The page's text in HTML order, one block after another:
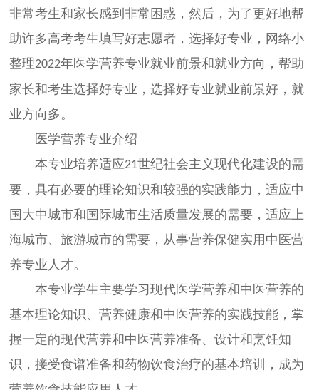
非常考生和家长感到非常困惑，然后，为了更好地帮
助许多高考考生填写好志愿者，选择好专业，网络小
整理2022年医学营养专业就业前景和就业方向，帮助
家长和考生选择好专业，选择好专业就业前景好，就
业方向多。
医学营养专业介绍
本专业培养适应21世纪社会主义现代化建设的需
要，具有必要的理论知识和较强的实践能力，适应中
国大中城市和国际城市生活质量发展的需要，适应上
海城市、旅游城市的需要，从事营养保健实用中医营
养专业人才。
本专业学生主要学习现代医学营养和中医营养的
基本理论知识、营养健康和中医营养的实践技能，掌
握一定的现代营养和中医营养准备、设计和烹饪知
识，接受食谱准备和药物饮食治疗的基本培训，成为